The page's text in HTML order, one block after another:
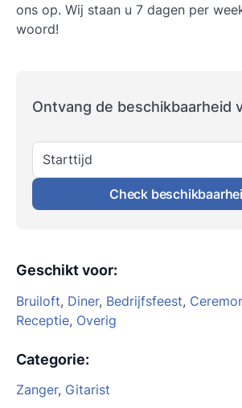
ons op. Wij staan u 7 dagen per
woord!
Ontvang de beschikbaarheid
Starttijd
Check
Geschikt voor:
Bruiloft, Diner, Bedrijfsfeest,
Receptie, Overig
Categorie:
Zanger, Gitarist